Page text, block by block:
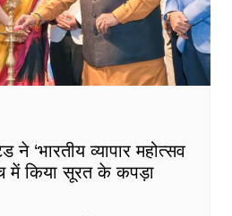
‘भारतीय व्यापार महोत्सव
में किया सूरत के कपड़ा